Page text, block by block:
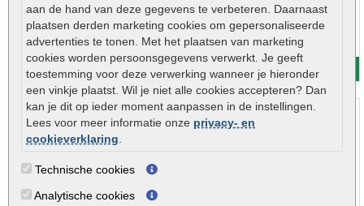
aan de hand van deze gegevens te verbeteren. Daarnaast
plaatsen derden marketing cookies om gepersonaliseerde
advertenties te tonen. Met het plaatsen van marketing
cookies worden persoonsgegevens verwerkt. Je geeft
toestemming voor deze verwerking wanneer je hieronder
een vinkje plaatst. Wil je niet alle cookies accepteren? Dan
kan je dit op ieder moment aanpassen in de instellingen.
Lees voor meer informatie onze privacy- en
cookieverklaring
Technische cookies
Analytische cookies
Terras+ tegel icey blue 60x60x4cm
Terras+ tegel icey blue 60x60x4cm..
Meer info
€ 25,95